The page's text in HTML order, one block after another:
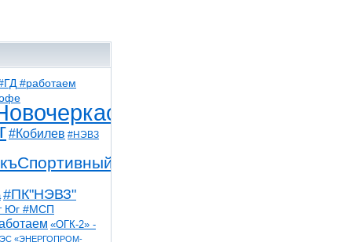
#работаем
#Кобилев #НЭВЗ
#ПК"НЭВЗ"
Юг #МСП
«ОГК-2» -
«ЭНЕРГОПРОМ-